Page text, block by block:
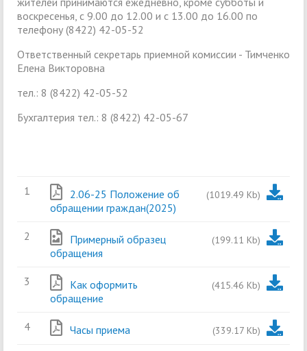
воскресенья, с 9.00 до 12.00 и с 13.00 до 16.00 по
телефону (8422) 42-05-52
Ответственный секретарь приемной комиссии - Тимченко
Елена Викторовна
тел.: 8 (8422) 42-05-52
Бухгалтерия тел.: 8 (8422) 42-05-67
1
2.06-25 Положение об
обращении граждан(2025)
(1019.49 Kb)
2
Примерный образец
обращения
(199.11 Kb)
3
Как оформить
обращение
(415.46 Kb)
4 Часы приема (339.17 Kb)